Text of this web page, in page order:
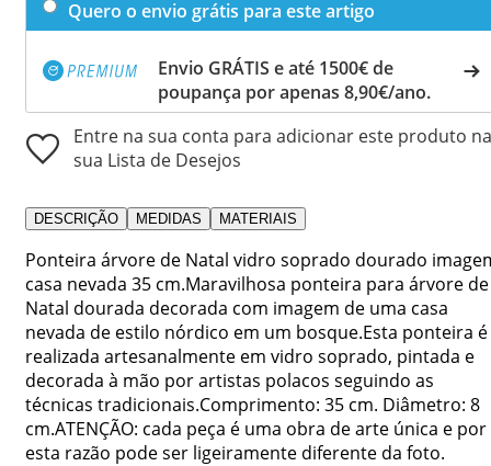
Quero o envio grátis para este artigo
Envio GRÁTIS e até 1500€ de
poupança por apenas 8,90€/ano.
Entre na sua conta para adicionar este produto na
sua Lista de Desejos
DESCRIÇÃO MEDIDAS MATERIAIS
Ponteira árvore de Natal vidro soprado dourado
casa nevada 35 cm.Maravilhosa ponteira para árvore de
Natal dourada decorada com imagem de uma casa
nevada de estilo nórdico em um bosque.Esta ponteira é
realizada artesanalmente em vidro soprado, pintada e
decorada à mão por artistas polacos seguindo as
técnicas tradicionais.Comprimento: 35 cm. Diâmetro: 8
cm.ATENÇÃO: cada peça é uma obra de arte única e por
esta razão pode ser ligeiramente diferente da foto.